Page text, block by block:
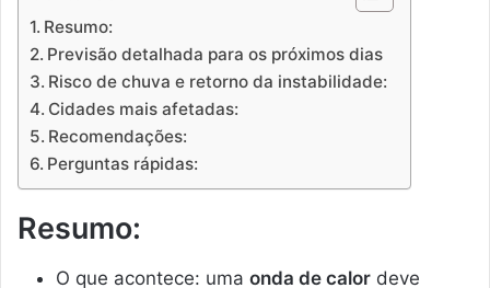
Resumo:
Previsão detalhada para os próximos dias
Risco de chuva e retorno da instabilidade:
Cidades mais afetadas:
Recomendações:
Perguntas rápidas:
Resumo:
O que acontece: uma onda de calor deve